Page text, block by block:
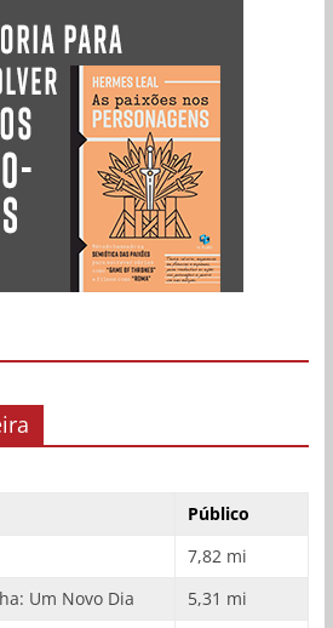
Público
7,82 mi
Um Novo Dia
5,31 mi